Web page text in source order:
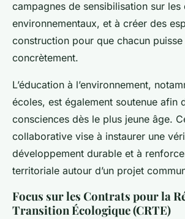
campagnes de sensibilisation sur les
environnementaux, et à créer des
construction pour que chacun puisse
concrètement.
L’éducation à l’environnement,
écoles, est également soutenue afin
consciences dès le plus jeune âge.
collaborative vise à instaurer une
développement durable et à
territoriale autour d’un projet
Focus sur les Contrats pour la
Transition Écologique (CRTE)